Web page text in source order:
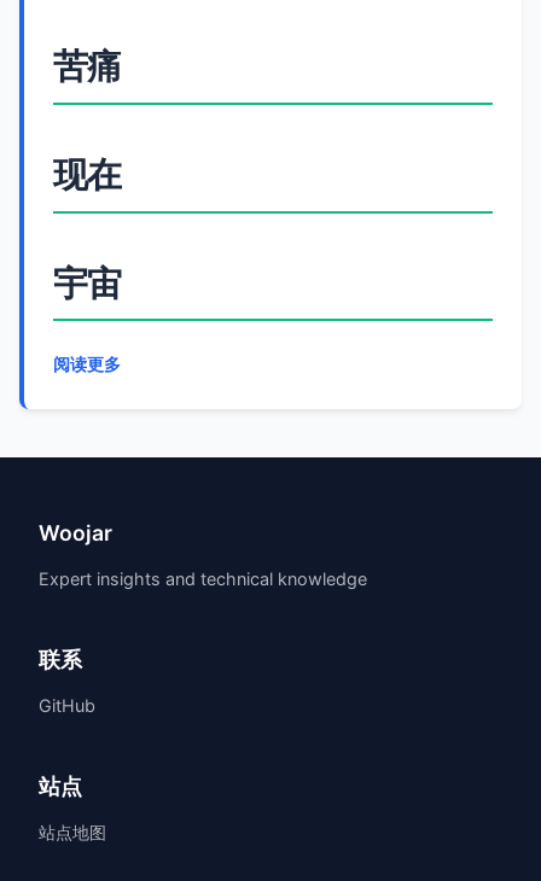
苦痛
现在
宇宙
阅读更多
Woojar
Expert insights and technical knowledge
联系
GitHub
站点
站点地图